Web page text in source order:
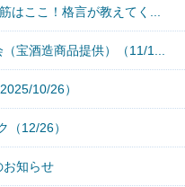
はここ！格言が教えてく...
宝酒造商品提供）（11/1...
10/26）
（12/26）
お知らせ